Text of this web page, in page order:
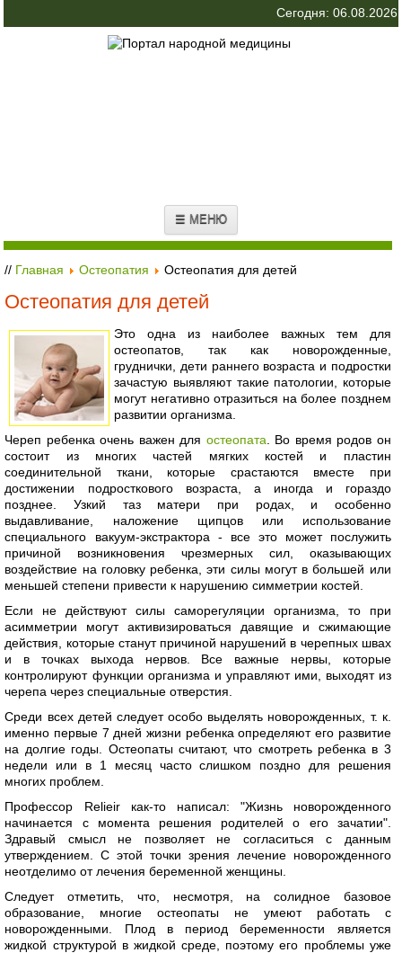
Сегодня: 06.08.2026
☰ МЕНЮ
// Главная Остеопатия Остеопатия для детей
Остеопатия для детей
Это одна из наиболее важных тем для
остеопатов, так как новорожденные,
груднички, дети раннего возраста и подростки
зачастую выявляют такие патологии, которые
могут негативно отразиться на более позднем
развитии организма.
Череп ребенка очень важен для остеопата . Во время родов он
состоит из многих частей мягких костей и пластин
соединительной ткани, которые срастаются вместе при
достижении подросткового возраста, а иногда и гораздо
позднее. Узкий таз матери при родах, и особенно
выдавливание, наложение щипцов или использование
специального вакуум-экстрактора - все это может послужить
причиной возникновения чрезмерных сил, оказывающих
воздействие на головку ребенка, эти силы могут в большей или
меньшей степени привести к нарушению симметрии костей.
Если не действуют силы саморегуляции организма, то при
асимметрии могут активизироваться давящие и сжимающие
действия, которые станут причиной нарушений в черепных швах
и в точках выхода нервов. Все важные нервы, которые
контролируют функции организма и управляют ими, выходят из
черепа через специальные отверстия.
Среди всех детей следует особо выделять новорожденных, т. к.
именно первые 7 дней жизни ребенка определяют его развитие
на долгие годы. Остеопаты считают, что смотреть ребенка в 3
недели или в 1 месяц часто слишком поздно для решения
многих проблем.
Профессор Relieir как-то написал: "Жизнь новорожденного
начинается с момента решения родителей о его зачатии".
Здравый смысл не позволяет не согласиться с данным
утверждением. С этой точки зрения лечение новорожденного
неотделимо от лечения беременной женщины.
Следует отметить, что, несмотря, на солидное базовое
образование, многие остеопаты не умеют работать с
новорожденными. Плод в период беременности является
жидкой структурой в жидкой среде, поэтому его проблемы уже